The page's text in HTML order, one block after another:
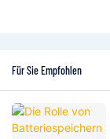
Für Sie Empfohlen